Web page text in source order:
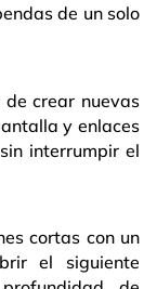
de un solo
crear nuevas
y enlaces
interrumpir el
cortas con un
el siguiente